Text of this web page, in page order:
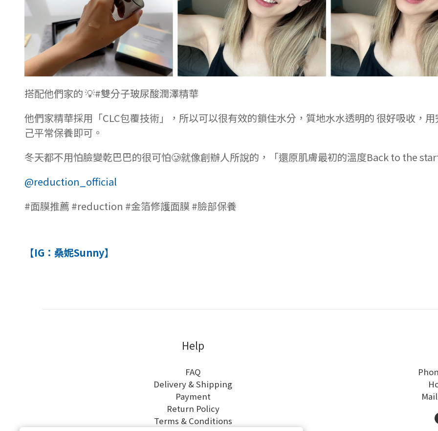
搭配他們家的 💡#雙分子玻尿酸潤澤精華
他們家精華採用「CLC包覆技術」，所以可以很有效的鎖住水分，質地水水透明的 很好吸收，
己平常保養即可。
冬天都不用怕臉變乾巴巴的很可怕🥲就像創辦人所說的，「還原肌膚最初的溫度Back to the
@reduction_official
#面膜推薦 #reduction #金箔修護面膜 #臉部保養
【IG： 桑妮Sunny】
Help
FAQ
Delivery & Shipping
Payment
Return Policy
Terms & Conditions